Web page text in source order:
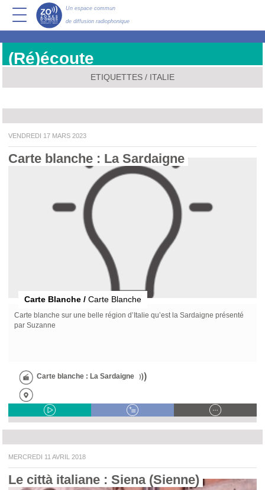
Un espace commun
de diffusion radiophonique
(Ré)écoute
ETIQUETTES / ITALIE
VENDREDI 17 MARS 2023
Carte blanche : La Sardaigne
Carte Blanche / Carte Blanche
Carte blanche sur une belle région d’Italie qu’est la Sardaigne présenté
par Suzanne
Carte blanche : La Sardaigne
MERCREDI 11 AVRIL 2018
Le città italiane : Siena (Sienne)